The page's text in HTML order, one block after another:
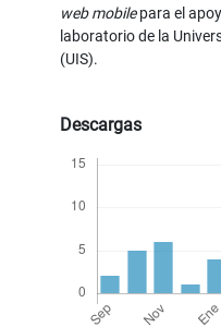
web mobilepara el
laboratorio de la
(UIS).
Descargas